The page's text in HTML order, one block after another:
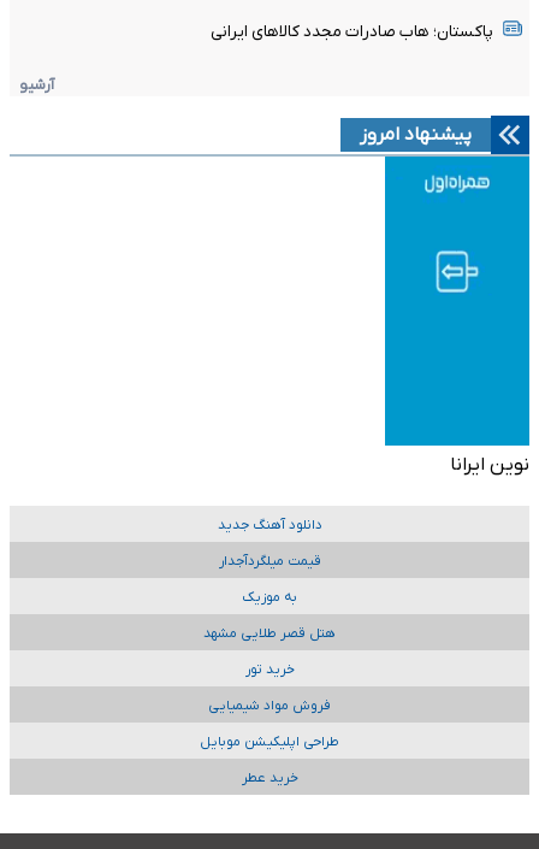
پاکستان؛ هاب صادرات مجدد کالاهای ایرانی
آرشیو
پیشنهاد امروز
نوین ایرانا
دانلود آهنگ جدید
قیمت میلگردآجدار
به موزیک
هتل قصر طلایی مشهد
خرید تور
فروش مواد شیمیایی
طراحی اپلیکیشن موبایل
خرید عطر